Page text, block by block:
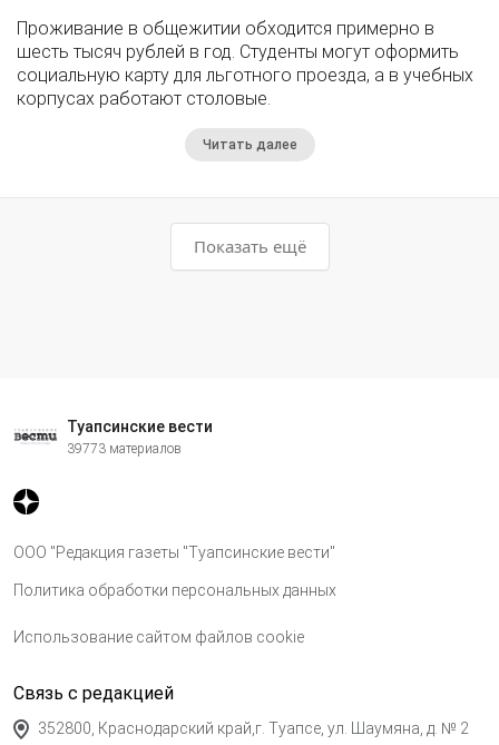
Проживание в общежитии обходится примерно в
шесть тысяч рублей в год. Студенты могут оформить
социальную карту для льготного проезда, а в учебных
корпусах работают столовые.
Читать далее
Показать ещё
Туапсинские вести
39773 материалов
ООО "Редакция газеты "Туапсинские вести"
Политика обработки персональных данных
Использование сайтом файлов cookie
Связь с редакцией
352800, Краснодарский край,г. Туапсе, ул. Шаумяна, д. № 2